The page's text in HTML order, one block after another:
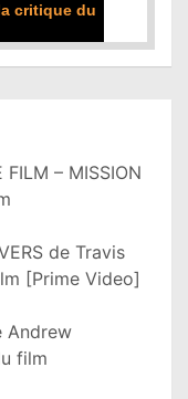
critique du
FILM – MISSION
de Travis
[Prime Video]
Andrew
film